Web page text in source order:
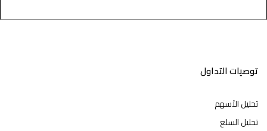
توصيات التداول
تحليل الأسهم
تحليل السلع